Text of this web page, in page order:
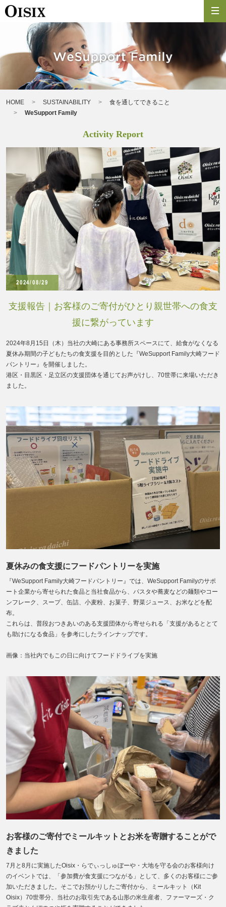
HOME SUSTAINABILITY
食を通してできること
WeSupport Family
Activity Report
2024/08/29
支援報告｜お客様のご寄付がひとり親世帯への食支
援に繋がっています
2024年8月15日（木）当社の大崎にある事務所スペースにて、給食がなくなる
夏休み期間の子どもたちの食支援を目的とした『WeSupport Family大崎フード
パントリー』を開催しました。
港区・目黒区・足立区の支援団体を通じてお声がけし、70世帯に来場いただき
ました。
夏休みの食支援にフードパントリーを実施
『WeSupport Family大崎フードパントリー』では、WeSupport Familyのサポ
ート企業から寄せられた食品と当社食品から、パスタや蕎麦などの麺類やコー
ンフレーク、スープ、缶詰、小麦粉、お菓子、野菜ジュース、お米などを配
布。
これらは、普段おつきあいのある支援団体から寄せられる「支援があるととて
も助けになる食品」を参考にしたラインナップです。
画像：当社内でもこの日に向けてフードドライブを実施
お客様のご寄付でミールキットとお米を寄贈することがで
きました
7月と8月に実施したOisix・らでぃっしゅぼーや・大地を守る会のお客様向け
のイベントでは、「参加費が食支援につながる」として、多くのお客様にご参
加いただきました。そこでお預かりしたご寄付から、ミールキット（Kit
Oisix）70世帯分、当社のお取引先である山形の米生産者、ファーマーズ・ク